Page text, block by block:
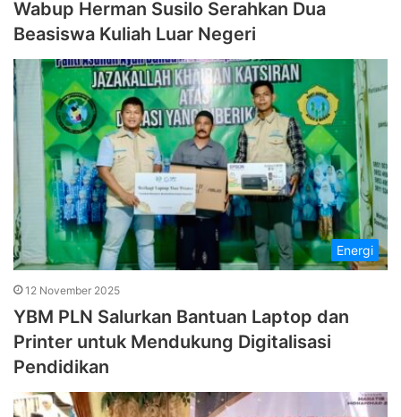
Wabup Herman Susilo Serahkan Dua
Beasiswa Kuliah Luar Negeri
Energi
12 November 2025
YBM PLN Salurkan Bantuan Laptop dan
Printer untuk Mendukung Digitalisasi
Pendidikan